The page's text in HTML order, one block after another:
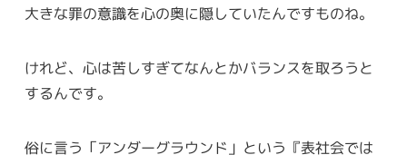
大きな罪の意識を心の奥に隠していたんですものね。
けれど、心は苦しすぎてなんとかバランスを取ろうと
するんです。
俗に言う「アンダーグラウンド」という『表社会では